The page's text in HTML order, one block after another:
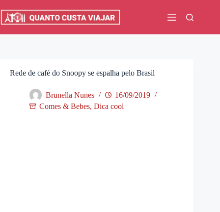
para
Rede de café do Snoopy se espalha pelo Brasil
Brunella Nunes
16/09/2019
Comes & Bebes, Dica cool